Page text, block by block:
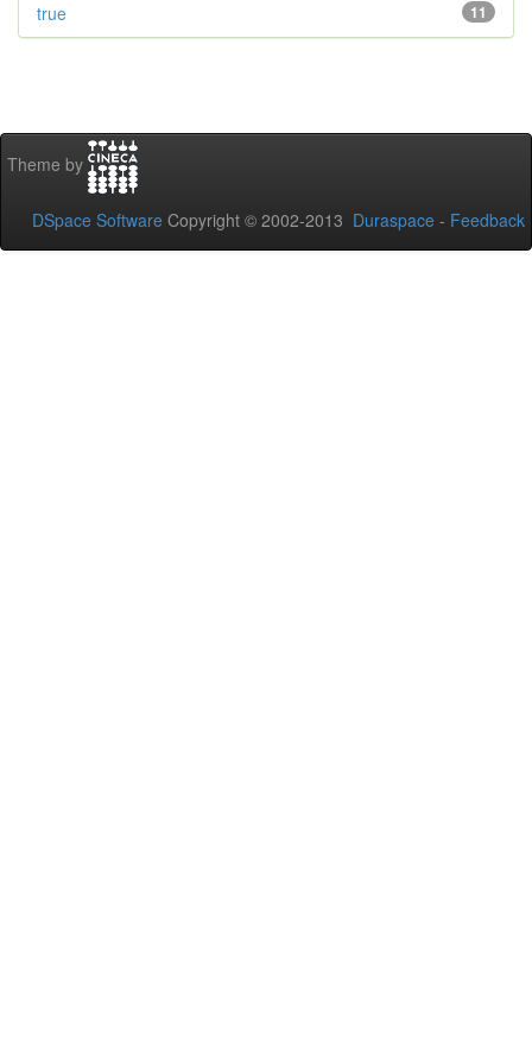
11
true
Theme by
DSpace Software Copyright © 2002-2013 Duraspace - Feedback